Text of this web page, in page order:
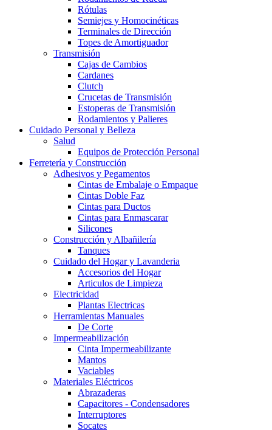
Rótulas
Semiejes y Homocinéticas
Terminales de Dirección
Topes de Amortiguador
Transmisión
Cajas de Cambios
Cardanes
Clutch
Crucetas de Transmisión
Estoperas de Transmisión
Rodamientos y Palieres
Cuidado Personal y Belleza
Salud
Equipos de Protección Personal
Ferretería y Construcción
Adhesivos y Pegamentos
Cintas de Embalaje o Empaque
Cintas Doble Faz
Cintas para Ductos
Cintas para Enmascarar
Silicones
Construcción y Albañilería
Tanques
Cuidado del Hogar y Lavanderia
Accesorios del Hogar
Articulos de Limpieza
Electricidad
Plantas Electricas
Herramientas Manuales
De Corte
Impermeabilización
Cinta Impermeabilizante
Mantos
Vaciables
Materiales Eléctricos
Abrazaderas
Capacitores - Condensadores
Interruptores
Socates